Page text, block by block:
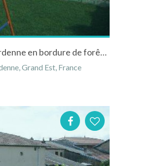
Gîte "Poirier-Blot" à Semilly - Champagne-Ardenne en bordure de forêt haute marnaise
Grand Est, France